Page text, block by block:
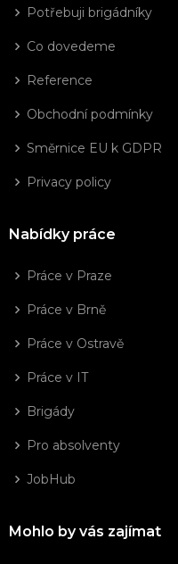
Potřebuji brigádníky
Co dovedeme
Reference
Obchodní podmínky
Směrnice EU k GDPR
Privacy policy
Nabídky práce
Práce v Praze
Práce v Brně
Práce v Ostravě
Práce v IT
Brigády
Pro absolventy
JobHub
Mohlo by vás zajímat